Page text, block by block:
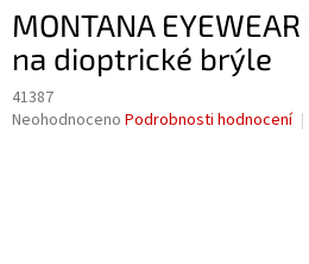
MONTANA
na dioptrické brýle
41387
Průměrné
Neohodnoceno Podrobnosti hodnocení